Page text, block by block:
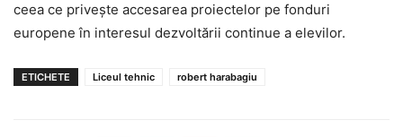
ceea ce privește accesarea proiectelor pe fonduri
europene în interesul dezvoltării continue a elevilor.
ETICHETE Liceul tehnic robert harabagiu